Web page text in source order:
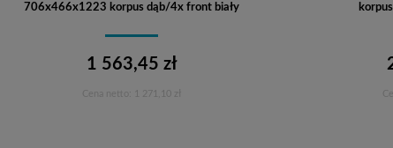
706x466x1223 korpus dąb/4x front biały
1 563,45 zł
1 271,10 zł